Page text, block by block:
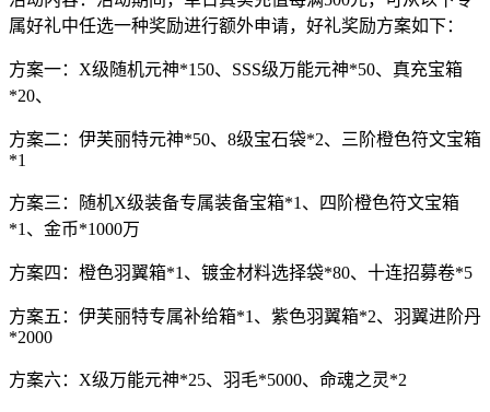
属好礼中任选一种奖励进行额外申请，好礼奖励方案如下：
方案一：X级随机元神*150、SSS级万能元神*50、真充宝箱
*20、
方案二：伊芙丽特元神*50、8级宝石袋*2、三阶橙色符文宝箱
*1
方案三：随机X级装备专属装备宝箱*1、四阶橙色符文宝箱
*1、金币*1000万
方案四：橙色羽翼箱*1、镀金材料选择袋*80、十连招募卷*5
方案五：伊芙丽特专属补给箱*1、紫色羽翼箱*2、羽翼进阶丹
*2000
方案六：X级万能元神*25、羽毛*5000、命魂之灵*2